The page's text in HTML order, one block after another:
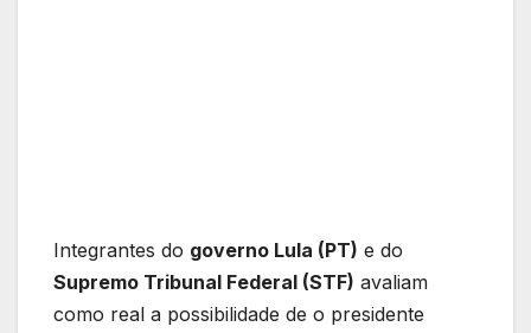
Integrantes do governo Lula (PT) e do
Supremo Tribunal Federal (STF) avaliam
como real a possibilidade de o presidente